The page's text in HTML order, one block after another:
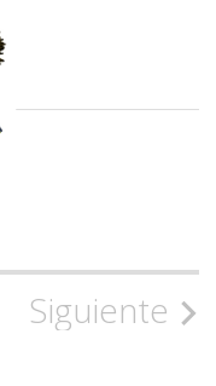
Siguiente